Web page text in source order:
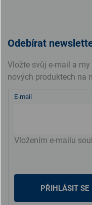
Odebírat
Vložte svůj e-mail a
nových produktech na
E-mail
Vložením e-mailu
PŘIHLÁSIT SE